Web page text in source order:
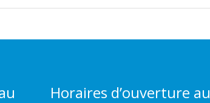
Horaires d’ouverture au